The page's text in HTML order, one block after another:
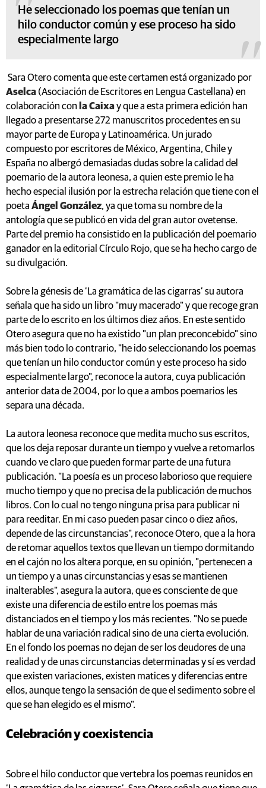
He seleccionado los poemas que tenían un
hilo conductor común y ese proceso ha sido
especialmente largo
Sara Otero comenta que este certamen está organizado por
Aselca (Asociación de Escritores en Lengua Castellana) en
colaboración con la Caixay que a esta primera edición han
llegado a presentarse 272 manuscritos procedentes en su
mayor parte de Europa y Latinoamérica. Un jurado
compuesto por escritores de México, Argentina, Chile y
España no albergó demasiadas dudas sobre la calidad del
poemario de la autora leonesa, a quien este premio le ha
hecho especial ilusión por la estrecha relación que tiene con el
poeta Ángel González, ya que toma su nombre de la
antología que se publicó en vida del gran autor ovetense.
Parte del premio ha consistido en la publicación del poemario
ganador en la editorial Círculo Rojo, que se ha hecho cargo de
su divulgación.
Sobre la génesis de ‘La gramática de las cigarras’ su autora
señala que ha sido un libro "muy macerado" y que recoge gran
parte de lo escrito en los últimos diez años. En este sentido
Otero asegura que no ha existido "un plan preconcebido" sino
más bien todo lo contrario, "he ido seleccionando los poemas
que tenían un hilo conductor común y este proceso ha sido
especialmente largo", reconoce la autora, cuya publicación
anterior data de 2004, por lo que a ambos poemarios les
separa una década.
La autora leonesa reconoce que medita mucho sus escritos,
que los deja reposar durante un tiempo y vuelve a retomarlos
cuando ve claro que pueden formar parte de una futura
publicación. "La poesía es un proceso laborioso que requiere
mucho tiempo y que no precisa de la publicación de muchos
libros. Con lo cual no tengo ninguna prisa para publicar ni
para reeditar. En mi caso pueden pasar cinco o diez años,
depende de las circunstancias", reconoce Otero, que a la hora
de retomar aquellos textos que llevan un tiempo dormitando
en el cajón no los altera porque, en su opinión, "pertenecen a
un tiempo y a unas circunstancias y esas se mantienen
inalterables", asegura la autora, que es consciente de que
existe una diferencia de estilo entre los poemas más
distanciados en el tiempo y los más recientes. "No se puede
hablar de una variación radical sino de una cierta evolución.
En el fondo los poemas no dejan de ser los deudores de una
realidad y de unas circunstancias determinadas y sí es verdad
que existen variaciones, existen matices y diferencias entre
ellos, aunque tengo la sensación de que el sedimento sobre el
que se han elegido es el mismo".
Celebración y coexistencia
Sobre el hilo conductor que vertebra los poemas reunidos en